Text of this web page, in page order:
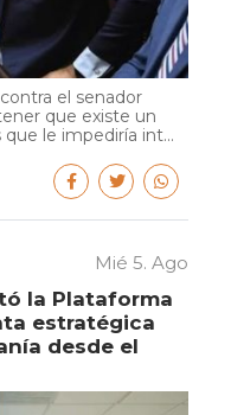
el senador
que existe un
le impediría int...
Mié 5. Ago
la Plataforma
estratégica
desde el